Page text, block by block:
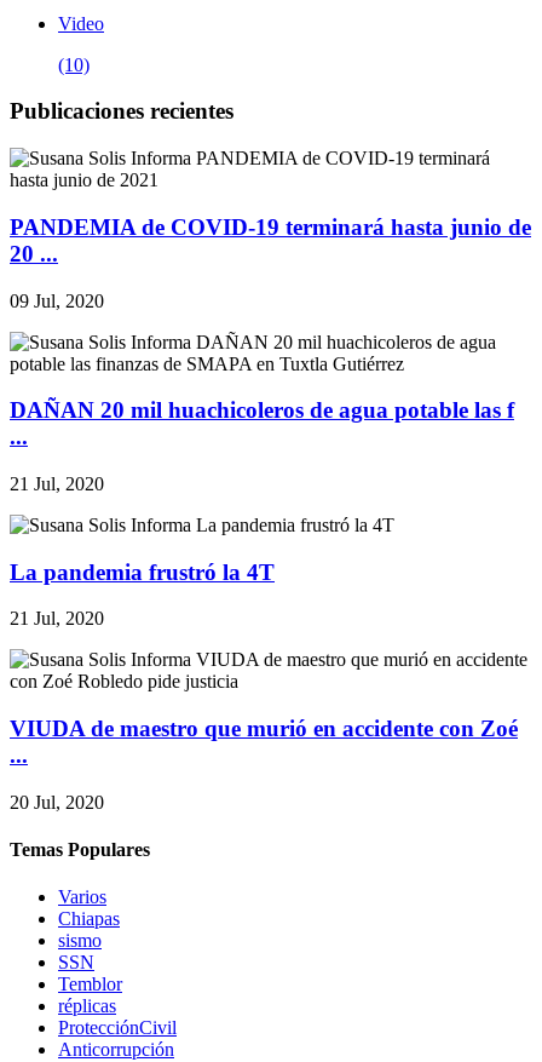
Video
(10)
Publicaciones recientes
PANDEMIA de COVID-19 terminará hasta junio de
20 ...
09 Jul, 2020
DAÑAN 20 mil huachicoleros de agua potable las f
...
21 Jul, 2020
La pandemia frustró la 4T
21 Jul, 2020
VIUDA de maestro que murió en accidente con Zoé
...
20 Jul, 2020
Temas Populares
Varios
Chiapas
sismo
SSN
Temblor
réplicas
ProtecciónCivil
Anticorrupción